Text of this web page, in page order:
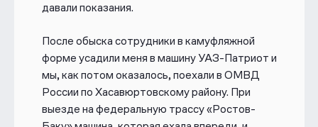
давали показания.
После обыска сотрудники в камуфляжной
форме усадили меня в машину УАЗ-Патриот и
мы, как потом оказалось, поехали в ОМВД
России по Хасавюртовскому району. При
выезде на федеральную трассу «Ростов-